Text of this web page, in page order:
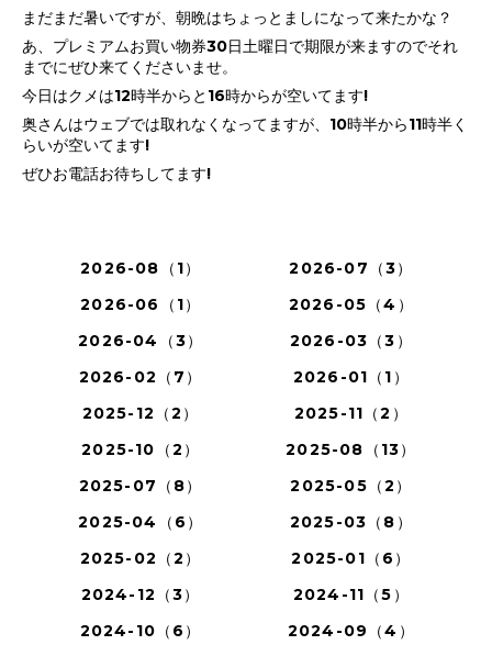
まだまだ暑いですが、朝晩はちょっとましになって来たかな？
あ、プレミアムお買い物券30日土曜日で期限が来ますのでそれ
までにぜひ来てくださいませ。
今日はクメは12時半からと16時からが空いてます!
奥さんはウェブでは取れなくなってますが、10時半から11時半く
らいが空いてます!
ぜひお電話お待ちしてます!
2026-08（1）
2026-07（3）
2026-06（1）
2026-05（4）
2026-04（3）
2026-03（3）
2026-02（7）
2026-01（1）
2025-12（2）
2025-11（2）
2025-10（2）
2025-08（13）
2025-07（8）
2025-05（2）
2025-04（6）
2025-03（8）
2025-02（2）
2025-01（6）
2024-12（3）
2024-11（5）
2024-10（6）
2024-09（4）